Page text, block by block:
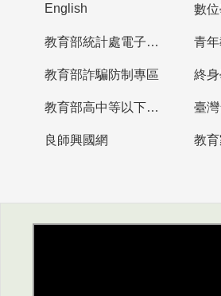
English 數
教育部統計處電子書櫃
教育部詐騙防制專區 終
教育部高中等以下學校及幼兒園教師資格檢定考試
良師興國網
教